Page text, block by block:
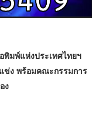
มพ์แห่งประเทศไทยฯ
ข่ง พร้อมคณะกรรมการ
ง